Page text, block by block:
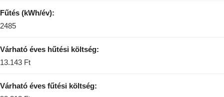
Fűtés (kWh/év):
2485
Várható éves hűtési költség:
13.143 Ft
Várható éves fűtési költség: